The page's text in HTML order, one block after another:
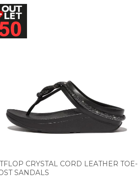
CRYSTAL CORD LEATHER TOE-
SANDALS